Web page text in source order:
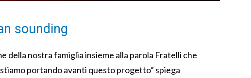
sounding
della nostra famiglia insieme alla parola Fratelli che
portando avanti questo progetto” spiega